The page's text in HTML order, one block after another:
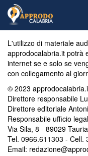
capaci di tradurre
riconosciuto in Italia e
l’europarlamentare
presentazione del
L'utilizzo di materiale
approdocalabria.it potrà
internet se e solo se
con collegamento al
© 2023
Direttore responsabile
Direttore editoriale
Responsabile ufficio
Via Sila, 8 - 89029
Tel. 0966.611303 - Cell.
Email: